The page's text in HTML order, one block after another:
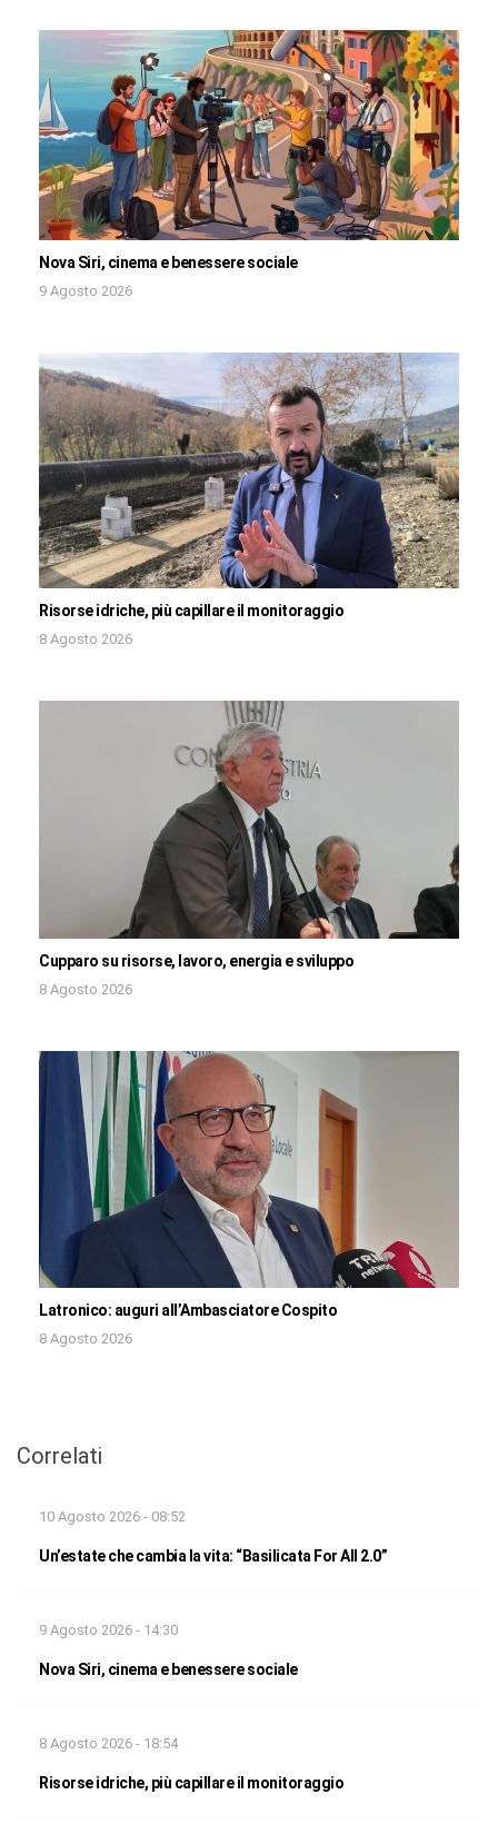
Nova Siri, cinema e benessere sociale
9 Agosto 2026
Risorse idriche, più capillare il monitoraggio
8 Agosto 2026
Cupparo su risorse, lavoro, energia e sviluppo
8 Agosto 2026
Latronico: auguri all’Ambasciatore Cospito
8 Agosto 2026
Correlati
10 Agosto 2026 - 08:52
Un’estate che cambia la vita: “Basilicata For All 2.0”
9 Agosto 2026 - 14:30
Nova Siri, cinema e benessere sociale
8 Agosto 2026 - 18:54
Risorse idriche, più capillare il monitoraggio